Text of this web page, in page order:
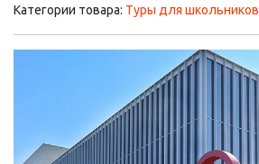
Категории товара: Туры для школьников